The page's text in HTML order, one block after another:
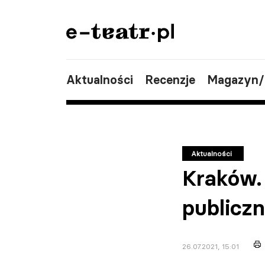
Aktualności Recenzje
Aktualności
26.07.2021, 15:01